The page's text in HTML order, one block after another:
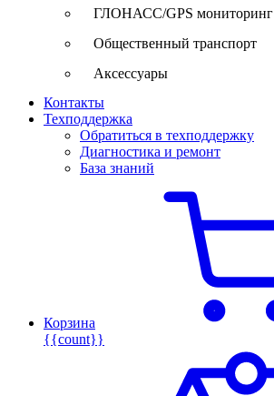
ГЛОНАСС/GPS мониторинг
Общественный транспорт
Аксессуары
Контакты
Техподдержка
Обратиться в техподдержку
Диагностика и ремонт
База знаний
Корзина
{{count}}